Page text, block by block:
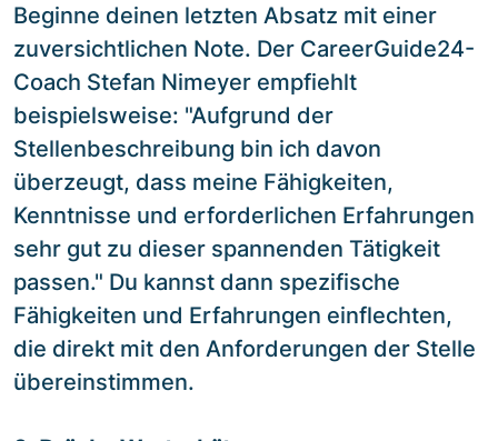
Beginne deinen letzten Absatz mit einer
zuversichtlichen Note. Der CareerGuide24-
Coach Stefan Nimeyer empfiehlt
beispielsweise: "Aufgrund der
Stellenbeschreibung bin ich davon
überzeugt, dass meine Fähigkeiten,
Kenntnisse und erforderlichen Erfahrungen
sehr gut zu dieser spannenden Tätigkeit
passen." Du kannst dann spezifische
Fähigkeiten und Erfahrungen einflechten,
die direkt mit den Anforderungen der Stelle
übereinstimmen.